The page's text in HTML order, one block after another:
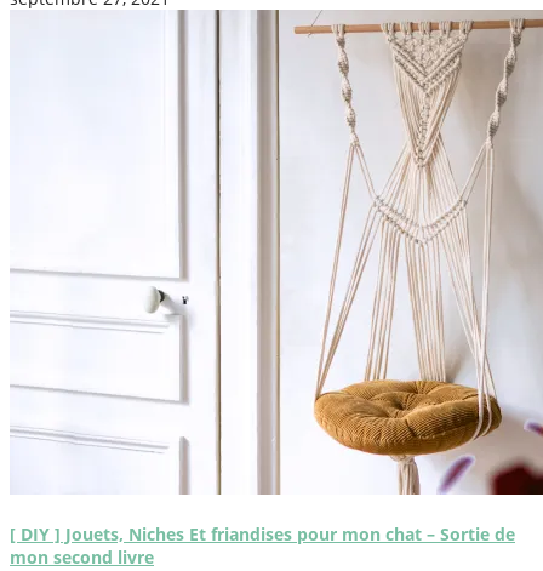
[ DIY ] Jouets, Niches Et friandises pour mon chat – Sortie de
mon second livre